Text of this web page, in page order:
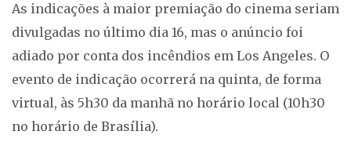
As indicações à maior premiação do cinema seriam
divulgadas no último dia 16, mas o anúncio foi
adiado por conta dos incêndios em Los Angeles. O
evento de indicação ocorrerá na quinta, de forma
virtual, às 5h30 da manhã no horário local (10h30
no horário de Brasília).